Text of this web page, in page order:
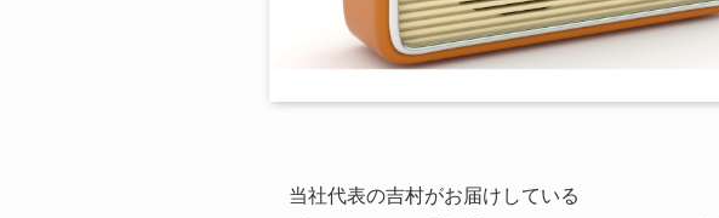
当社代表の吉村がお届けしている